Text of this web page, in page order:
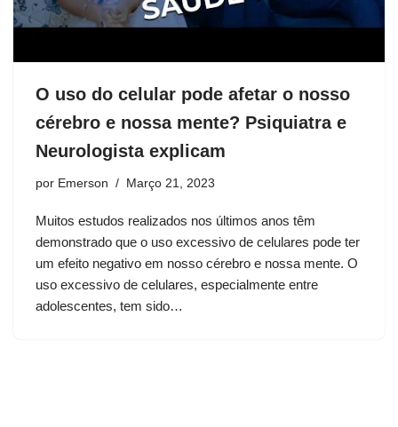
O uso do celular pode afetar o nosso
cérebro e nossa mente? Psiquiatra e
Neurologista explicam
por Emerson Março 21, 2023
Muitos estudos realizados nos últimos anos têm
demonstrado que o uso excessivo de celulares pode ter
um efeito negativo em nosso cérebro e nossa mente. O
uso excessivo de celulares, especialmente entre
adolescentes, tem sido…